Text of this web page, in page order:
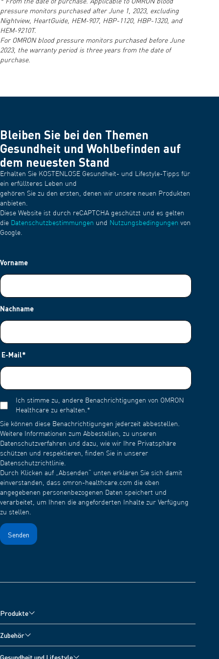
Batterien, eine Bedienungsanleitung und eine
Aufbewahrungstasche.
* From the date of purchase. Applicable to OMRON blood
pressure monitors purchased after June 1, 2023, excluding
Nightview, HeartGuide, HEM-907, HBP-1120, HBP-1320, and
HEM-9210T.
For OMRON blood pressure monitors purchased before June
2023, the warranty period is three years from the date of
purchase.
Bleiben Sie bei den Themen
Gesundheit und Wohlbefinden auf
dem neuesten Stand
Erhalten Sie KOSTENLOSE Gesundheit- und Lifestyle-Tipps für
ein erfüllteres Leben und
gehören Sie zu den ersten, denen wir unsere neuen Produkten
anbieten.
Diese Website ist durch reCAPTCHA geschützt und es gelten
die Datenschutzbestimmungen und Nutzungsbedingungen von
Google.
Vorname
Nachname
E-Mail*
Ich stimme zu, andere Benachrichtigungen von OMRON
Healthcare zu erhalten.*
Sie können diese Benachrichtigungen jederzeit abbestellen.
Weitere Informationen zum Abbestellen, zu unseren
Datenschutzverfahren und dazu, wie wir Ihre Privatsphäre
schützen und respektieren, finden Sie in unserer
Datenschutzrichtlinie.
Durch Klicken auf „Absenden“ unten erklären Sie sich damit
einverstanden, dass omron-healthcare.com die oben
angegebenen personenbezogenen Daten speichert und
verarbeitet, um Ihnen die angeforderten Inhalte zur Verfügung
zu stellen.
Produkte
Inhalationsgeräte
Zubehör
Gesundheit und Lifestyle